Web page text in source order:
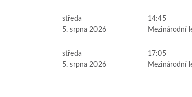
středa
5. srpna 2026
14:45
Mezinárodní
středa
5. srpna 2026
17:05
Mezinárodní